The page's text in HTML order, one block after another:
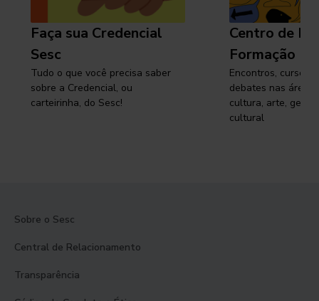
Faça sua Credencial
Sesc
Tudo o que você precisa saber
sobre a Credencial, ou
carteirinha, do Sesc!
Centro de
Formação
Encontros, cursos,
debates nas áreas
cultura, arte,
cultural
Sobre o Sesc
Central de Relacionamento
Transparência